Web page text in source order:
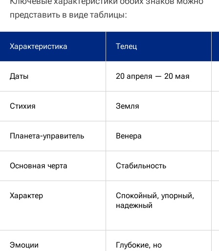
представить в виде таблицы:
Характеристика Телец
Даты 20 апреля — 20 мая
Стихия Земля
Планета-управитель Венера
Основная черта Стабильность
Характер
Спокойный, упорный,
надежный
Эмоции
Глубокие, но